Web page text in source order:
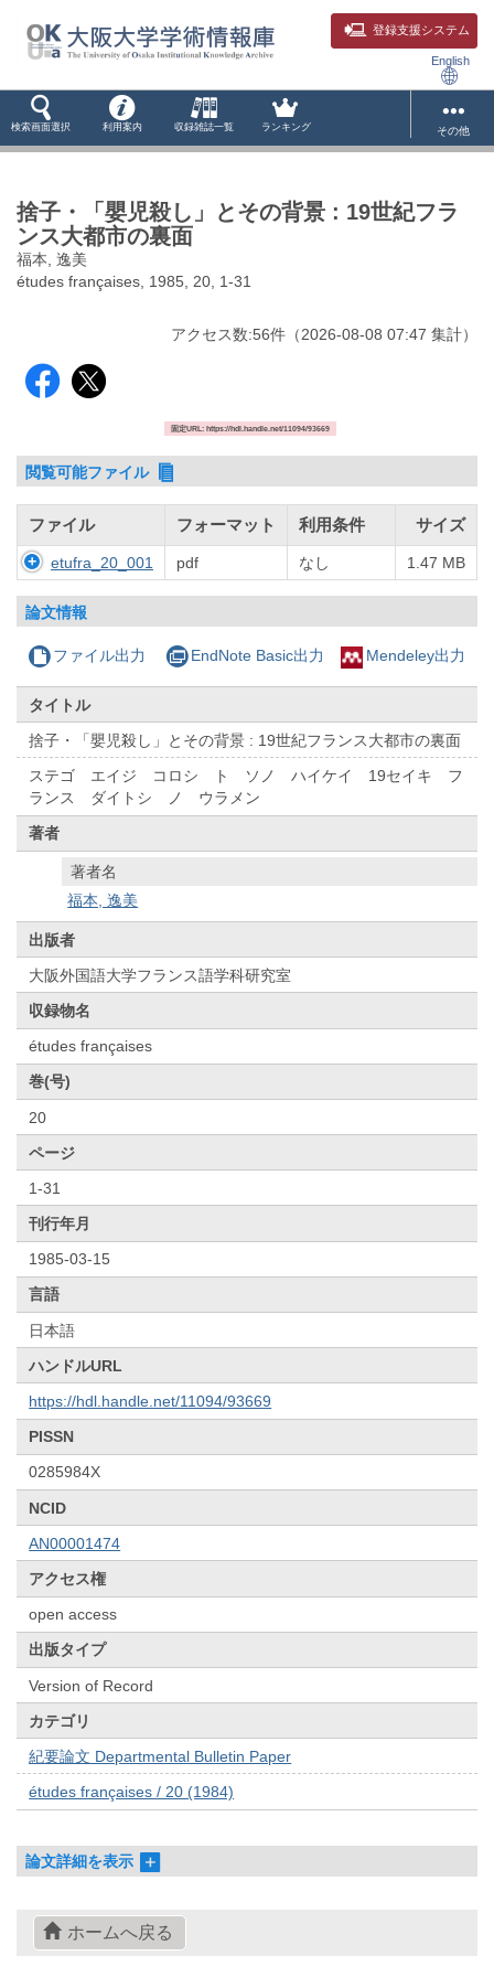
登録支援システム
English
検索画面選択 利用案内 収録雑誌一覧 ランキング その他
捨子・「嬰児殺し」とその背景 : 19世紀フラ
ンス大都市の裏面
福本, 逸美
études françaises, 1985, 20, 1-31
アクセス数:56件 （2026-08-08 07:47 集計）
固定URL: https://hdl.handle.net/11094/93669
閲覧可能ファイル
ファイル フォーマット 利用条件 サイズ
etufra_20_001 pdf なし 1.47 MB
論文情報
ファイル出力 EndNote Basic出力 Mendeley出力
タイトル
捨子・「嬰児殺し」とその背景 : 19世紀フランス大都市の裏面
ステゴ エイジ コロシ ト ソノ ハイケイ 19セイキ フ
ランス ダイトシ ノ ウラメン
著者
著者名
福本, 逸美
出版者
大阪外国語大学フランス語学科研究室
収録物名
études françaises
巻(号)
20
ページ
1-31
刊行年月
1985-03-15
言語
日本語
ハンドルURL
https://hdl.handle.net/11094/93669
PISSN
0285984X
NCID
AN00001474
アクセス権
open access
出版タイプ
Version of Record
カテゴリ
紀要論文 Departmental Bulletin Paper
études françaises / 20 (1984)
論文詳細を表示
ホームへ戻る